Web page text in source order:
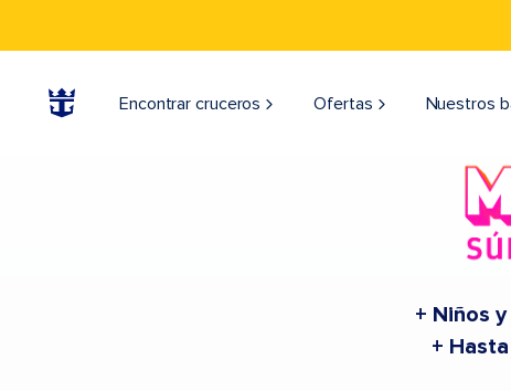
Encontrar cruceros Ofertas Nuestros
+ Niños
+